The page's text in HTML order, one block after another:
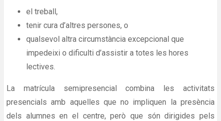
el treball,
tenir cura d’altres persones, o
qualsevol altra circumstància excepcional que
impedeixi o dificulti d’assistir a totes les hores
lectives.
La matrícula semipresencial combina les activitats
presencials amb aquelles que no impliquen la presència
dels alumnes en el centre, però que són dirigides pels